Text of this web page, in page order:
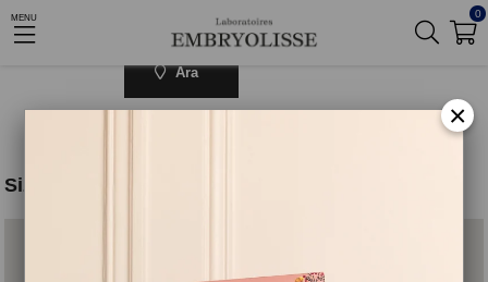
MENU 0
Ara
Size En Yakın Ezcanelerimiz
×